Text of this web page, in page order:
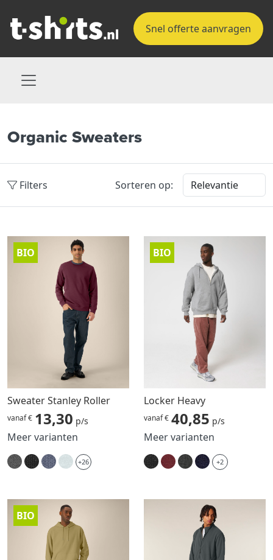
Snel offerte aanvragen
Organic Sweaters
Filters Sorteren op:
BIO
Sweater Stanley Roller
vanaf € 13,30 p/s
Meer varianten
+26
BIO
Locker Heavy
vanaf € 40,85 p/s
Meer varianten
+2
BIO